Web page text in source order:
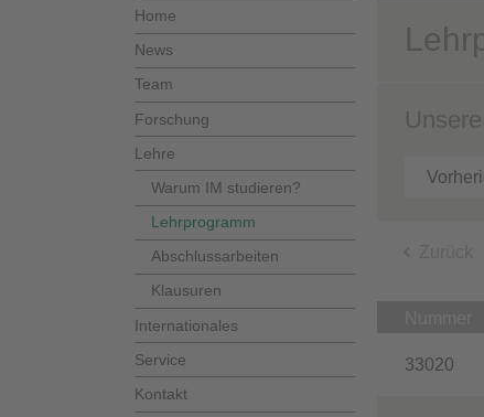
Home
News
Team
Forschung
Lehre
Warum IM studieren?
Lehrprogramm
Abschlussarbeiten
Klausuren
Internationales
Service
Kontakt
33020